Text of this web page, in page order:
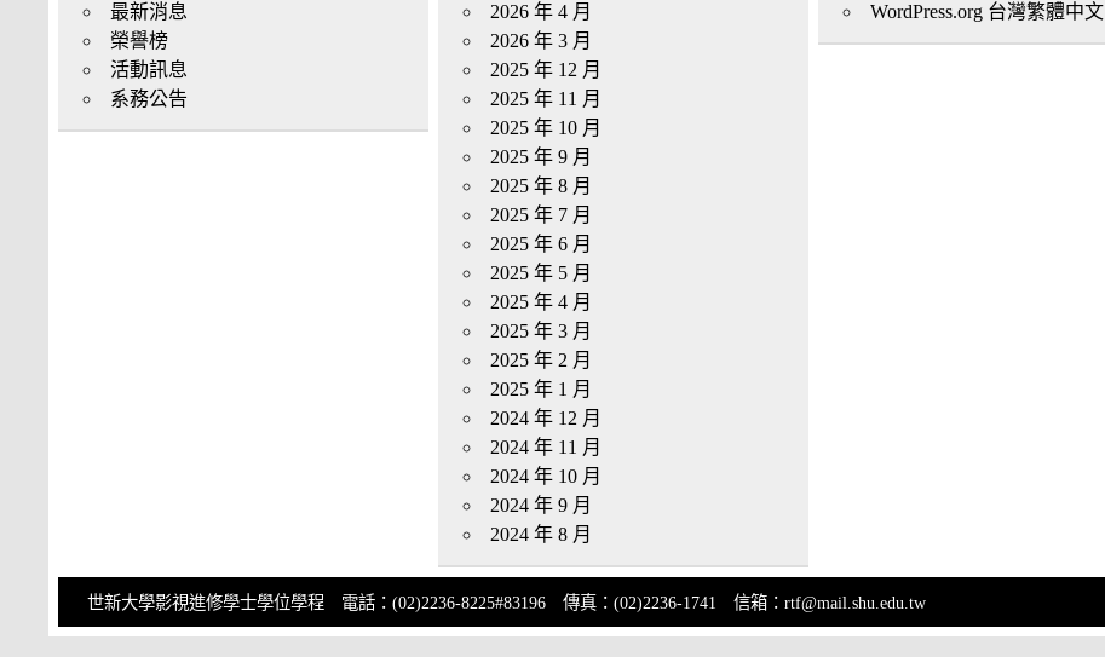
最新消息
榮譽榜
活動訊息
系務公告
2026 年 4 月
2026 年 3 月
2025 年 12 月
2025 年 11 月
2025 年 10 月
2025 年 9 月
2025 年 8 月
2025 年 7 月
2025 年 6 月
2025 年 5 月
2025 年 4 月
2025 年 3 月
2025 年 2 月
2025 年 1 月
2024 年 12 月
2024 年 11 月
2024 年 10 月
2024 年 9 月
2024 年 8 月
WordPress.org 台灣繁體中文
世新大學影視進修學士學位學程 電話：(02)2236-8225#83196 傳真：(02)2236-1741 信箱：rtf@mail.shu.edu.tw